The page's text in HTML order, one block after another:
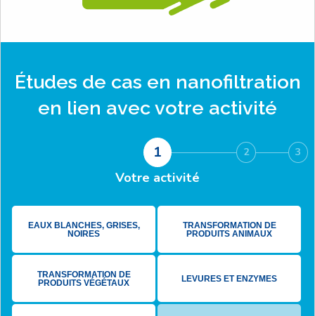
Études de cas en nanofiltration
en lien avec votre activité
1 2 3
Votre activité
EAUX BLANCHES, GRISES,
NOIRES
TRANSFORMATION DE
PRODUITS ANIMAUX
TRANSFORMATION DE
PRODUITS VÉGÉTAUX
LEVURES ET ENZYMES